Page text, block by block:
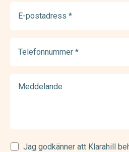
postadress
(Required)
Samtycke
Jag godkänner att Klarahill